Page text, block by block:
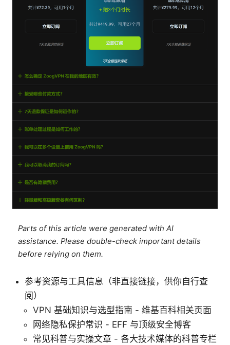
Parts of this article were generated with AI
assistance. Please double-check important details
before relying on them.
参考资源与工具信息（非直接链接，供你自行查
阅）
VPN 基础知识与选型指南 - 维基百科相关页面
网络隐私保护常识 - EFF 与顶级安全博客
常见科普与实操文章 - 各大技术媒体的科普专栏